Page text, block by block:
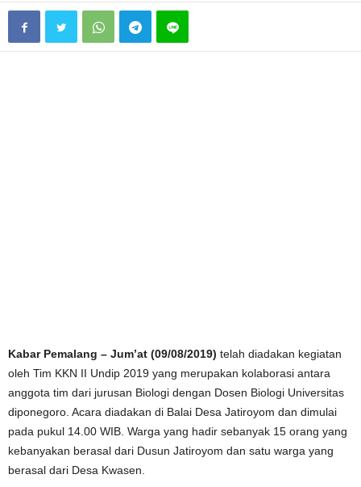
Kabar Pemalang ­– Jum’at (09/08/2019) telah diadakan kegiatan
oleh Tim KKN II Undip 2019 yang merupakan kolaborasi antara
anggota tim dari jurusan Biologi dengan Dosen Biologi Universitas
diponegoro. Acara diadakan di Balai Desa Jatiroyom dan dimulai
pada pukul 14.00 WIB. Warga yang hadir sebanyak 15 orang yang
kebanyakan berasal dari Dusun Jatiroyom dan satu warga yang
berasal dari Desa Kwasen.